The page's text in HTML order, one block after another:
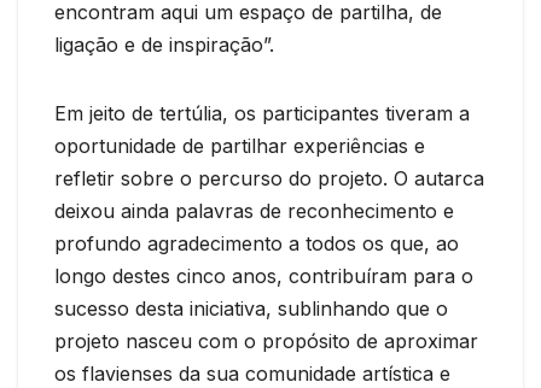
encontram aqui um espaço de partilha, de
ligação e de inspiração”.
Em jeito de tertúlia, os participantes tiveram a
oportunidade de partilhar experiências e
refletir sobre o percurso do projeto. O autarca
deixou ainda palavras de reconhecimento e
profundo agradecimento a todos os que, ao
longo destes cinco anos, contribuíram para o
sucesso desta iniciativa, sublinhando que o
projeto nasceu com o propósito de aproximar
os flavienses da sua comunidade artística e